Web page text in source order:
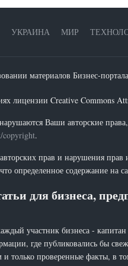
УКРАИНА МИР
материалов Бизнес-
лицензии Creative Commons
Ваши авторские
copyright.
прав и нарушения
определенное содержание на
для бизнеса,
участник бизнеса -
где публиковались бы
только проверенные факты, в